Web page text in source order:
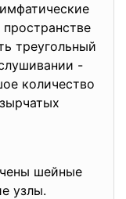
треугольный
-
количество
шейные
узлы.